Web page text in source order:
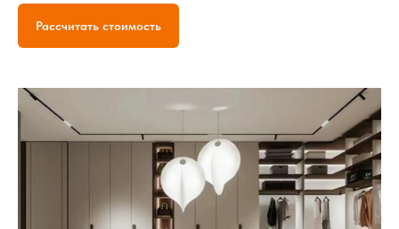
Рассчитать стоимость